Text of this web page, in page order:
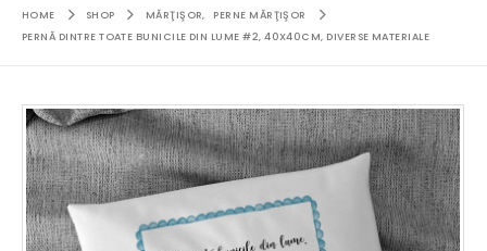
HOME SHOP MĂRŢIŞOR,
PERNE MĂRŢIŞOR
PERNĂ DINTRE TOATE BUNICILE DIN LUME #2, 40X40CM, DIVERSE MATERIALE